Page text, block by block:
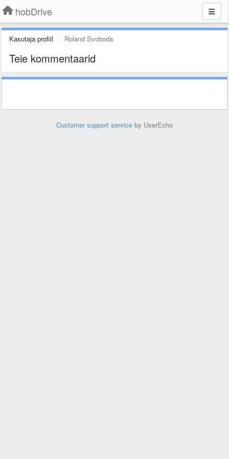
hobDrive
Kasutaja profiil Roland Svoboda
Teie kommentaarid
Customer support service by UserEcho